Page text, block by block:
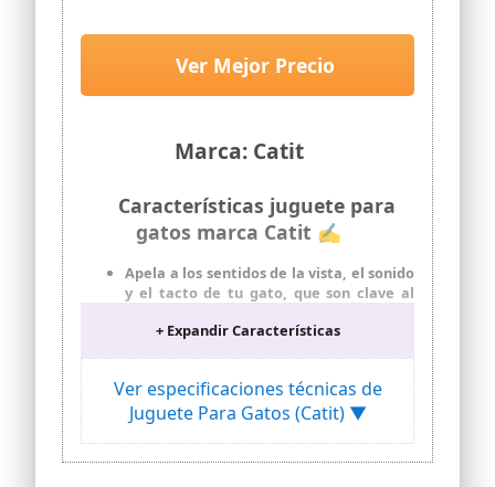
Marca: Catit
Ver Mejor Precio
Características juguete para
gatos marca Catit ✍
Apela a los sentidos de la vista, el sonido
y el tacto de tu gato, que son clave al
Especialmente diseñado para atraer,
involucrar y entretener a tu gato
mientras atrae a sus instintos naturales
de caza
Pista Peek-a-boo: el diseño permite al
gato ver, perseguir y golpear la pelota
+ Expandir Características
Ver especificaciones técnicas de
Juguete Para Gatos (Catit) ▼